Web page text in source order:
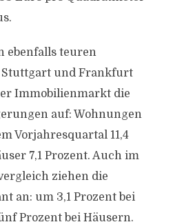
ebenfalls teuren
und Frankfurt
Immobilienmarkt die
auf: Wohnungen
Vorjahresquartal 11,4
7,1 Prozent. Auch im
ziehen die
an: um 3,1 Prozent bei
Prozent bei Häusern.